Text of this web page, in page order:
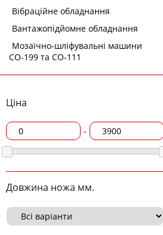
Вібраційне обладнання
Вантажопідйомне обладнання
Мозаїчно-шліфувальні машини
СО-199 та СО-111
Ціна
-
Довжина ножа мм.